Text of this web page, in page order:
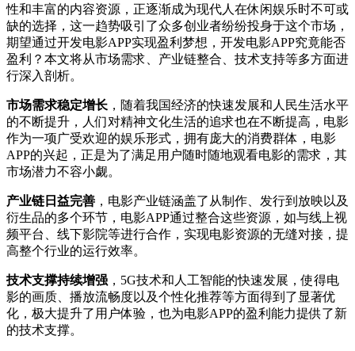
性和丰富的内容资源，正逐渐成为现代人在休闲娱乐时不可或
缺的选择，这一趋势吸引了众多创业者纷纷投身于这个市场，
期望通过开发电影APP实现盈利梦想，开发电影APP究竟能否
盈利？本文将从市场需求、产业链整合、技术支持等多方面进
行深入剖析。
市场需求稳定增长 ，随着我国经济的快速发展和人民生活水平
的不断提升，人们对精神文化生活的追求也在不断提高，电影
作为一项广受欢迎的娱乐形式，拥有庞大的消费群体，电影
APP的兴起，正是为了满足用户随时随地观看电影的需求，其
市场潜力不容小觑。
产业链日益完善 ，电影产业链涵盖了从制作、发行到放映以及
衍生品的多个环节，电影APP通过整合这些资源，如与线上视
频平台、线下影院等进行合作，实现电影资源的无缝对接，提
高整个行业的运行效率。
技术支撑持续增强 ，5G技术和人工智能的快速发展，使得电
影的画质、播放流畅度以及个性化推荐等方面得到了显著优
化，极大提升了用户体验，也为电影APP的盈利能力提供了新
的技术支撑。